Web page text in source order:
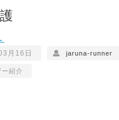
月16日 jaruna-runner
紹介